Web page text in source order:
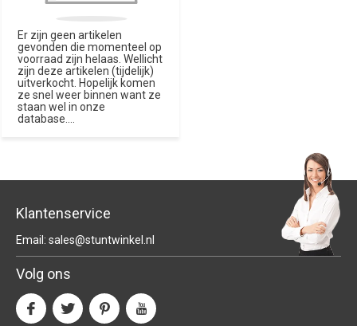
Er zijn geen artikelen
gevonden die momenteel op
voorraad zijn helaas. Wellicht
zijn deze artikelen (tijdelijk)
uitverkocht. Hopelijk komen
ze snel weer binnen want ze
staan wel in onze
database....
Klantenservice
Email: sales@stuntwinkel.nl
Volg ons